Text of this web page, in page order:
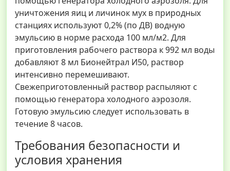
уничтожения яиц и личинок мух в природных
станциях используют 0,2% (по ДВ) водную
эмульсию в норме расхода 100 мл/м2. Для
приготовления рабочего раствора к 992 мл воды
добавляют 8 мл Бионейтрал И50, раствор
интенсивно перемешивают.
Свежеприготовленный раствор распыляют с
помощью генератора холодного аэрозоля.
Готовую эмульсию следует использовать в
течение 8 часов.
Требования безопасности и
условия хранения